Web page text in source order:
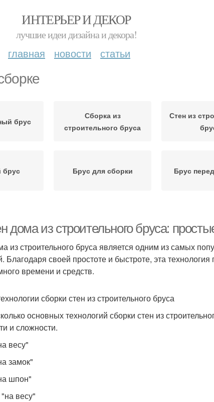
ИНТЕРЬЕР И ДЕКОР
лучшие идеи дизайна и декора!
главная новости статьи
брус
Сборка из
строительного бруса
Стен из
брус Брус для сборки Брус
дома из строительного бруса:
из строительного бруса является одним из самых
Благодаря своей простоте и быстроте, эта технология
времени и средств.
сборки стен из строительного бруса
основных технологий сборки стен из
и сложности.
весу"
замок"
шпон"
весу"